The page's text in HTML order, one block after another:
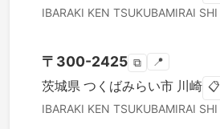
IBARAKI KEN TSUKUBAMIRAI SHI
〒 300-2425 ⧉ 📍
茨城県 つくばみらい市 川崎 📋
IBARAKI KEN TSUKUBAMIRAI SHI